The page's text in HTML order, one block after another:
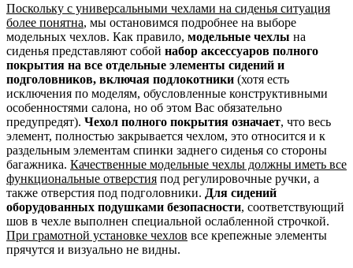
Поскольку с универсальными чехлами на сиденья ситуация
более понятна, мы остановимся подробнее на выборе
модельных чехлов. Как правило, модельные чехлы на
сиденья представляют собой набор аксессуаров полного
покрытия на все отдельные элементы сидений и
подголовников, включая подлокотники (хотя есть
исключения по моделям, обусловленные конструктивными
особенностями салона, но об этом Вас обязательно
предупредят). Чехол полного покрытия означает, что весь
элемент, полностью закрывается чехлом, это относится и к
раздельным элементам спинки заднего сиденья со стороны
багажника. Качественные модельные чехлы должны иметь все
функциональные отверстия под регулировочные ручки, а
также отверстия под подголовники. Для сидений
оборудованных подушками безопасности, соответствующий
шов в чехле выполнен специальной ослабленной строчкой.
При грамотной установке чехлов все крепежные элементы
прячутся и визуально не видны.